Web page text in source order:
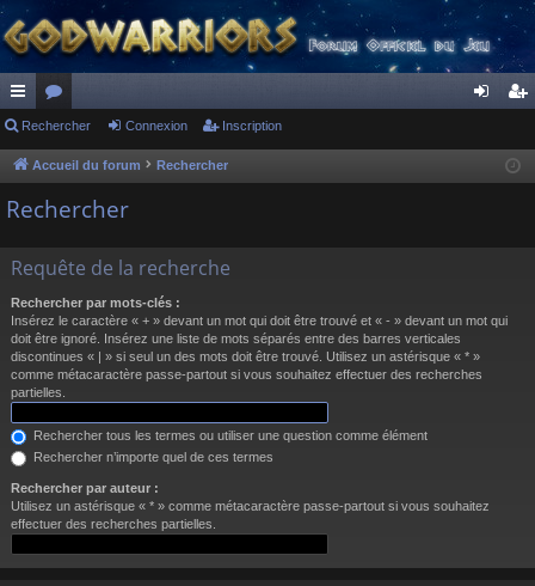
ac
co
ur
s
or
u
m
cri
Rechercher Connexion Inscription
Accueil du forum Rechercher
Rechercher
Requête de la recherche
Rechercher par mots-clés :
Insérez le caractère « + » devant un mot qui doit être trouvé et « - » devant un mot qui
doit être ignoré. Insérez une liste de mots séparés entre des barres verticales
discontinues « | » si seul un des mots doit être trouvé. Utilisez un astérisque « * »
comme métacaractère passe-partout si vous souhaitez effectuer des recherches
partielles.
Rechercher tous les termes ou utiliser une question comme élément
Rechercher n’importe quel de ces termes
Rechercher par auteur :
Utilisez un astérisque « * » comme métacaractère passe-partout si vous souhaitez
effectuer des recherches partielles.